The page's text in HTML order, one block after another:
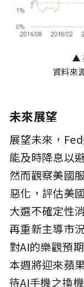
▲
資料來
未來展望
展望未來，
能及時降息以
然而觀察美國
惡化，評估美
大選不確定性
再重新主導市
對AI的樂觀預
本週將迎來蘋
待AI手機之換